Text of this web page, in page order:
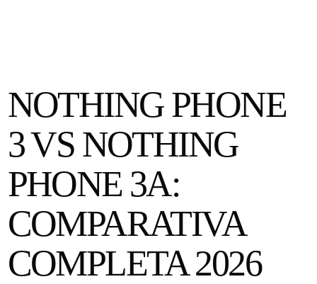
NOTHING PHONE
3 VS NOTHING
PHONE 3A:
COMPARATIVA
COMPLETA 2026